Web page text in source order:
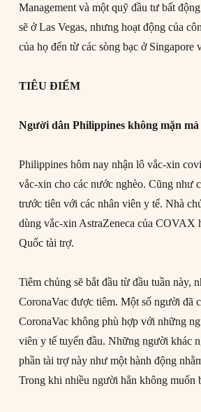
Management và một quỹ đầu tư bất
sẽ ở Las Vegas, nhưng hoạt động của
của họ đến từ các sòng bạc ở Singapore
TIÊU ĐIỂM
Người dân Philippines không mặn
Philippines hôm nay nhận lô vắc-xin
vắc-xin cho các nước nghèo. Cũng như
trước tiên với các nhân viên y tế. Nhà
dùng vắc-xin AstraZeneca của COVAX
Quốc tài trợ.
Tiêm chủng sẽ bắt đầu từ đầu tuần này,
CoronaVac được tiêm. Một số người đã
CoronaVac không phù hợp với những
viên y tế tuyến đầu. Những người khác
phần tài trợ này như một hành động
Trong khi nhiều người hẳn không muốn